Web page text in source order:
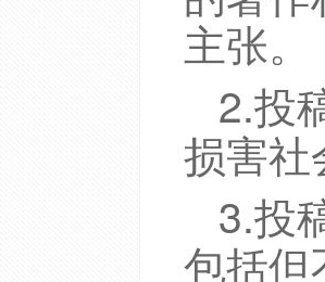
主张。
2.投
损害
3.投
包括